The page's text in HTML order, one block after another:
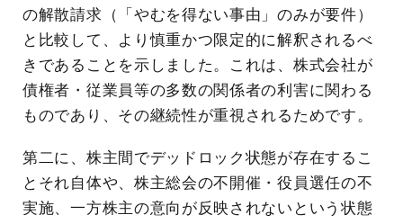
の解散請求（「やむを得ない事由」のみが要件）
と比較して、より慎重かつ限定的に解釈されるべ
きであることを示しました。これは、株式会社が
債権者・従業員等の多数の関係者の利害に関わる
ものであり、その継続性が重視されるためです。
第二に、株主間でデッドロック状態が存在するこ
とそれ自体や、株主総会の不開催・役員選任の不
実施、一方株主の意向が反映されないという状態